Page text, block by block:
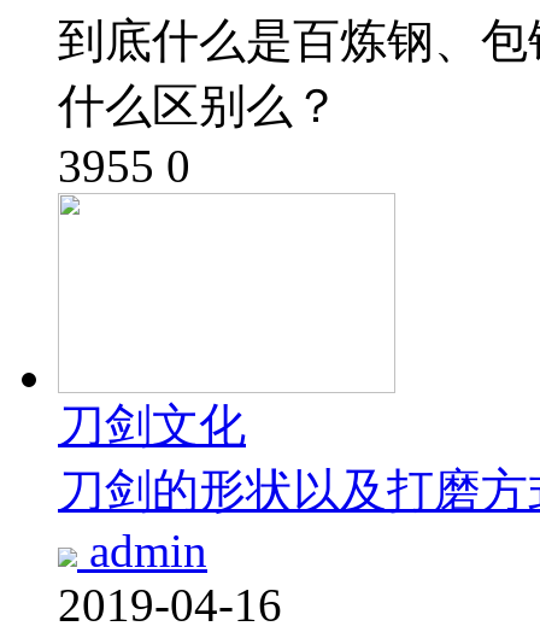
到底什么是百炼钢、
什么区别么？
3955 0
刀剑文化
刀剑的形状以及打磨
admin
2019-04-16